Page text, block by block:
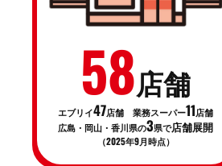
58店舗
エブリイ47店舗 業務スーパー11店舗
広島・岡山・香川県の3県で店舗展開
（2025年9月時点）